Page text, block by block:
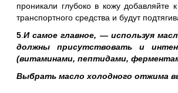
проникали глубоко в кожу
транспортного средства и будут
5 .И самое главное, — используя
должны присутствовать и
(витаминами, пептидами,
Выбрать масло холодного отжима